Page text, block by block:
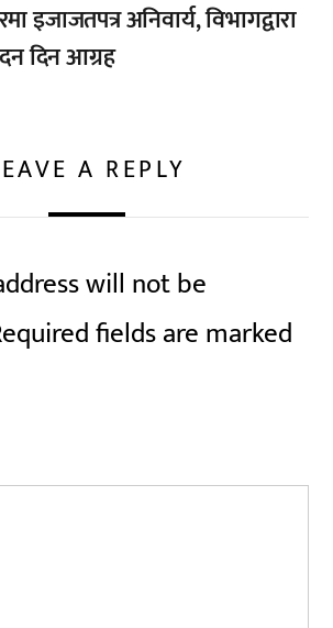
इजाजतपत्र अनिवार्य, विभागद्वारा
दिन आग्रह
A REPLY
will not be
fields are marked